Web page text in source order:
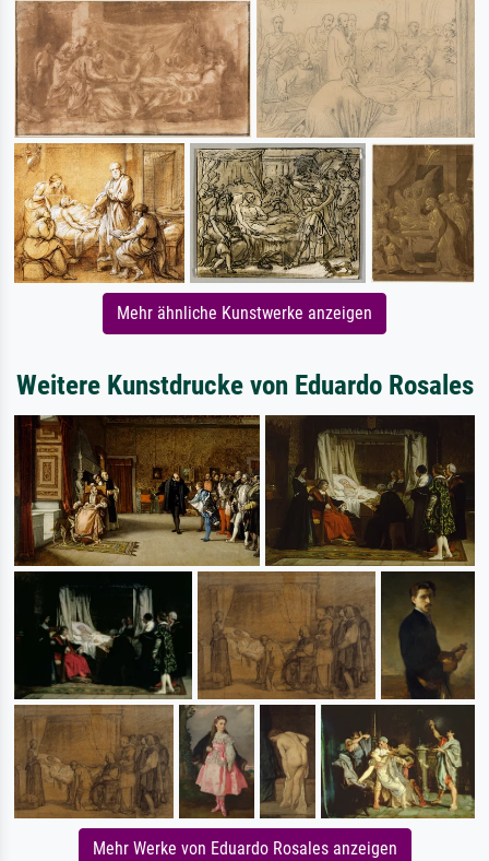
Mehr ähnliche Kunstwerke anzeigen
Weitere Kunstdrucke von Eduardo Rosales
Mehr Werke von Eduardo Rosales anzeigen